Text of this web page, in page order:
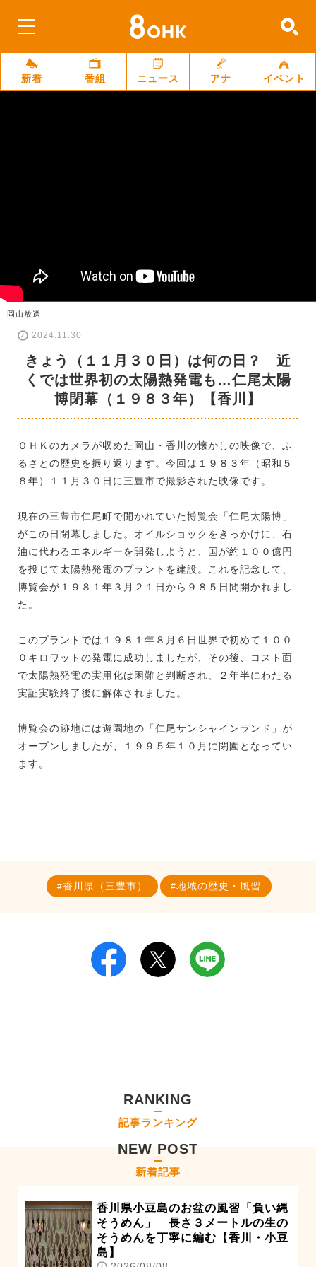
新着 番組 ニュース アナ イベント
岡山放送
2024.11.30
きょう（１１月３０日）は何の日？ 近
くでは世界初の太陽熱発電も…仁尾太陽
博閉幕（１９８３年）【香川】
ＯＨＫのカメラが収めた岡山・香川の懐かしの映像で、ふ
るさとの歴史を振り返ります。今回は１９８３年（昭和５
８年）１１月３０日に三豊市で撮影された映像です。
現在の三豊市仁尾町で開かれていた博覧会「仁尾太陽博」
がこの日閉幕しました。オイルショックをきっかけに、石
油に代わるエネルギーを開発しようと、国が約１００億円
を投じて太陽熱発電のプラントを建設。これを記念して、
博覧会が１９８１年３月２１日から９８５日間開かれまし
た。
このプラントでは１９８１年８月６日世界で初めて１００
０キロワットの発電に成功しましたが、その後、コスト面
で太陽熱発電の実用化は困難と判断され、２年半にわたる
実証実験終了後に解体されました。
博覧会の跡地には遊園地の「仁尾サンシャインランド」が
オープンしましたが、１９９５年１０月に閉園となってい
ます。
香川県（三豊市） 地域の歴史・風習
RANKING
記事ランキング
NEW POST
新着記事
香川県小豆島のお盆の風習「負い縄
そうめん」 長さ３メートルの生の
そうめんを丁寧に編む【香川・小豆
島】